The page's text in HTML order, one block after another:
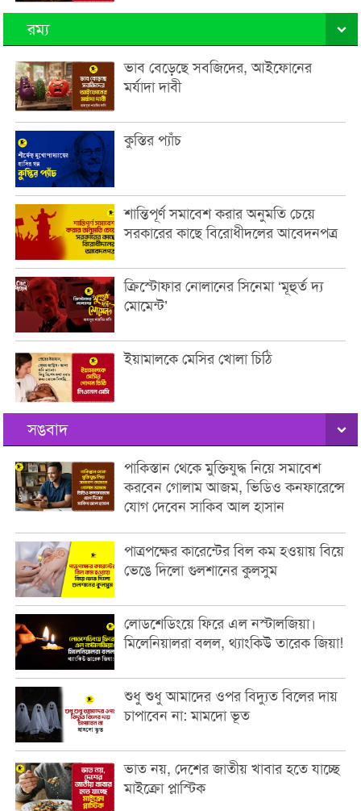
রম্য
ভাব বেড়েছে সবজিদের, আইফোনের
মর্যাদা দাবী
কুস্তির প্যাঁচ
শান্তিপূর্ণ সমাবেশ করার অনুমতি চেয়ে
সরকারের কাছে বিরোধীদলের আবেদনপত্র
ক্রিস্টোফার নোলানের সিনেমা ‘মূহুর্ত দ্য
মোমেন্ট’
ইয়ামালকে মেসির খোলা চিঠি
সঙবাদ
পাকিস্তান থেকে মুক্তিযুদ্ধ নিয়ে সমাবেশ
করবেন গোলাম আজম, ভিডিও কনফারেন্সে
যোগ দেবেন সাকিব আল হাসান
পাত্রপক্ষের কারেন্টের বিল কম হওয়ায় বিয়ে
ভেঙে দিলো গুলশানের কুলসুম
লোডশেডিংয়ে ফিরে এল নস্টালজিয়া।
মিলেনিয়ালরা বলল, থ্যাংকিউ তারেক জিয়া!
শুধু শুধু আমাদের ওপর বিদ্যুত বিলের দায়
চাপাবেন না: মামদো ভূত
ভাত নয়, দেশের জাতীয় খাবার হতে যাচ্ছে
মাইক্রো প্লাস্টিক